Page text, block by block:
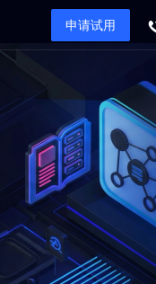
申请试用